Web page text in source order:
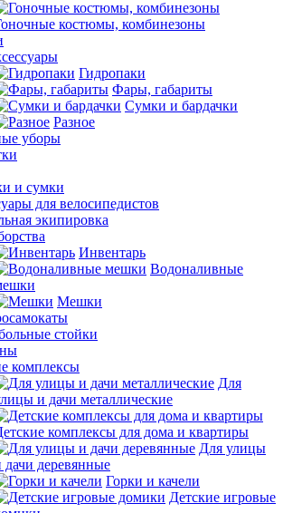
костюмы, комбинезоны
Гидропаки
Фары, габариты
Сумки и бардачки
Разное
уборы
и сумки
для велосипедистов
экипировка
Инвентарь
Водоналивные
Мешки
стойки
комплексы
Для
и дачи металлические
комплексы для дома и квартиры
Для улицы
дачи деревянные
Горки и качели
Детские игровые